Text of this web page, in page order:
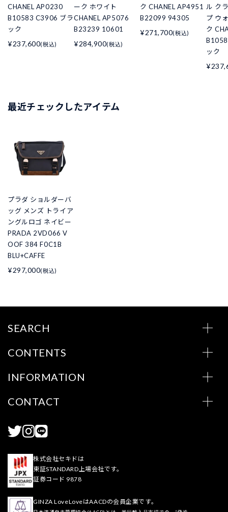
CHANEL AP0230
B10583 C3906 ブラ
ック
¥237,600(税込)
ーク ホワイト
CHANEL AP5076
B23239 10601
¥284,900(税込)
ク CHANEL AP4951
B22099 94305
¥271,700(税込)
ル ク
プ ウ
ク
ック
最近チェックしたアイテム
プラダ ショルダーバ
ッグ メンズ トライア
ングルロゴ ネイビー
PRADA 2VD066 V
OOF 384 F0C1B
BLU+CAFFE
¥297,000(税込)
SEARCH
CONTENTS
INFORMATION
CONTACT
株式会社セキドは
東証STANDARD上場会社です。
証券コード 9878
GINZA LoveLoveはAACDの会員企業です。